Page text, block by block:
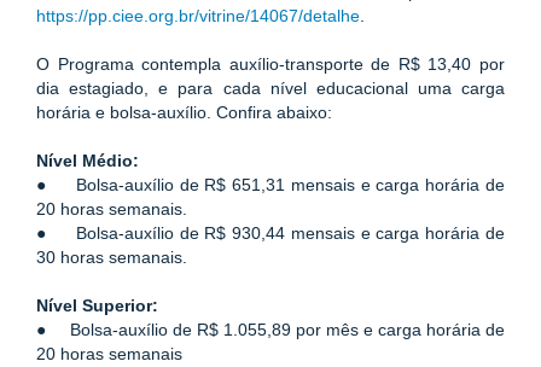
https://pp.ciee.org.br/vitrine/14067/detalhe
O Programa contempla auxílio-transporte de R$ 13,40 por
dia estagiado, e para cada nível educacional uma carga
horária e bolsa-auxílio. Confira abaixo:
Nível Médio:
●     Bolsa-auxílio de R$ 651,31 mensais e carga horária de
20 horas semanais.
●     Bolsa-auxílio de R$ 930,44 mensais e carga horária de
30 horas semanais.
Nível Superior:
●     Bolsa-auxílio de R$ 1.055,89 por mês e carga horária de
20 horas semanais